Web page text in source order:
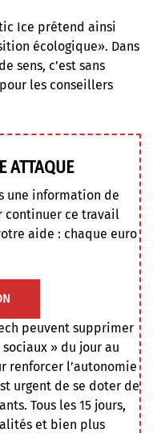
Ice prétend ainsi
écologique». Dans
sens, c’est sans
les conseillers
ATTAQUE
une information de
continuer ce travail
aide : chaque euro
peuvent supprimer
» du jour au
renforcer l’autonomie
urgent de se doter de
Tous les 15 jours,
et bien plus